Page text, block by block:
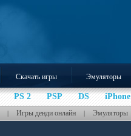
Скачать игры Эмуляторы
PS 2 PSP DS iPhone
| Игры денди онлайн | Эмуляторы